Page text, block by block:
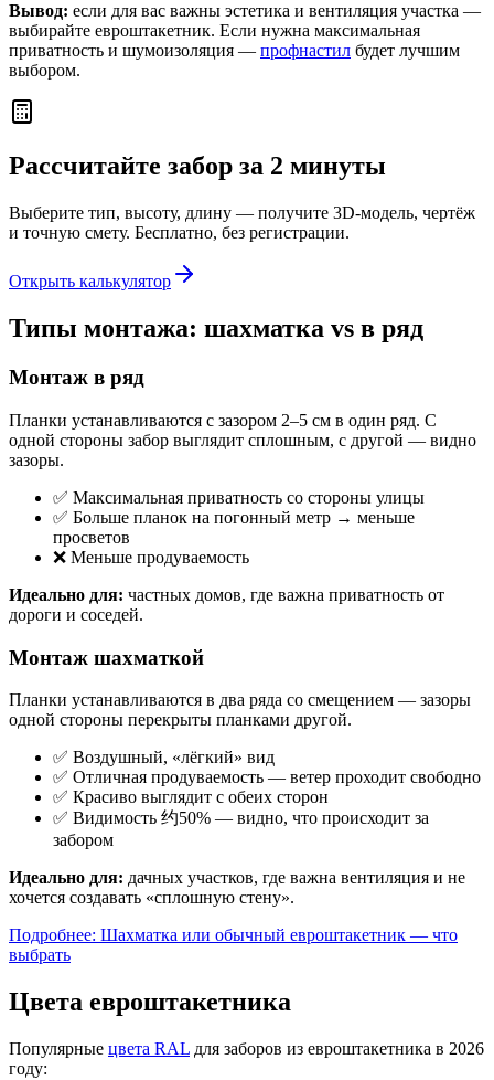
Вывод: если для вас важны эстетика и вентиляция участка —
выбирайте евроштакетник. Если нужна максимальная
приватность и шумоизоляция — профнастил будет лучшим
выбором.
Рассчитайте забор за 2 минуты
Выберите тип, высоту, длину — получите 3D-модель, чертёж
и точную смету. Бесплатно, без регистрации.
Открыть калькулятор
Типы монтажа: шахматка vs в ряд
Монтаж в ряд
Планки устанавливаются с зазором 2–5 см в один ряд. С
одной стороны забор выглядит сплошным, с другой — видно
зазоры.
✅ Максимальная приватность со стороны улицы
✅ Больше планок на погонный метр → меньше
просветов
❌ Меньше продуваемость
Идеально для: частных домов, где важна приватность от
дороги и соседей.
Монтаж шахматкой
Планки устанавливаются в два ряда со смещением — зазоры
одной стороны перекрыты планками другой.
✅ Воздушный, «лёгкий» вид
✅ Отличная продуваемость — ветер проходит свободно
✅ Красиво выглядит с обеих сторон
✅ Видимость 约50% — видно, что происходит за
забором
Идеально для: дачных участков, где важна вентиляция и не
хочется создавать «сплошную стену».
Подробнее: Шахматка или обычный евроштакетник — что
выбрать
Цвета евроштакетника
Популярные цвета RAL для заборов из евроштакетника в 2026
году: